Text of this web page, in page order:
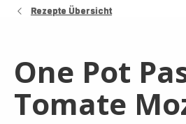
Rezepte Übersicht
One Pot
Tomate